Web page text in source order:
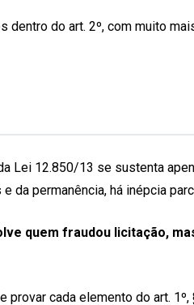
do art. 2º, com muito
Lei 12.850/13 se sustenta
permanência, há inépcia
quem fraudou licitação,
cada elemento do art.